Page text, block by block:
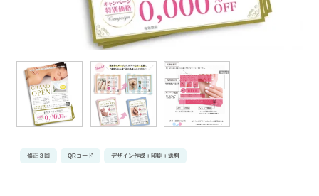
修正３回 QRコード デザイン作成＋印刷＋送料